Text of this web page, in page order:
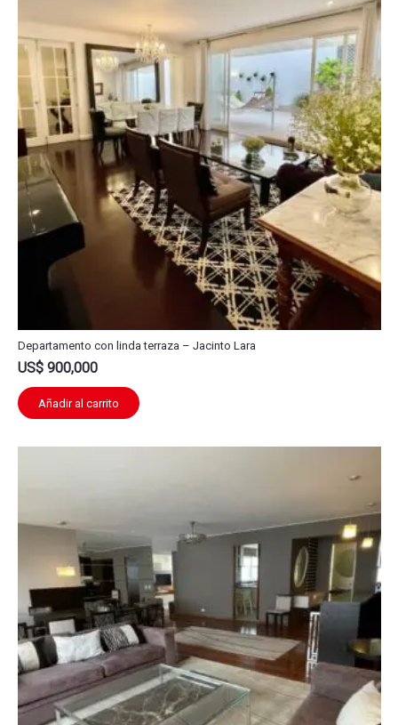
Departamento con linda terraza – Jacinto Lara
US$ 900,000
Añadir al carrito